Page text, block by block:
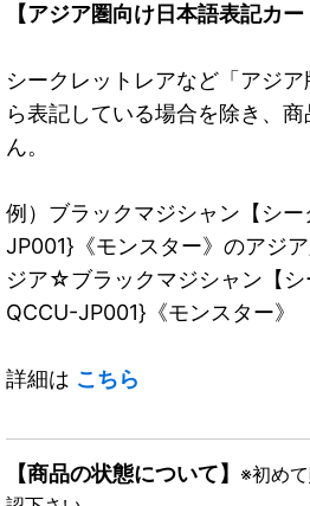
【アジア圏向け日本語表記カー
シークレットレアなど「アジ
ら表記している場合を除き、
ん。
例）ブラックマジシャン【シ
JP001}《モンスター》のアジ
ジア☆ブラックマジシャン【
QCCU-JP001}《モンスター》
詳細は こちら
【商品の状態について】 ※初め